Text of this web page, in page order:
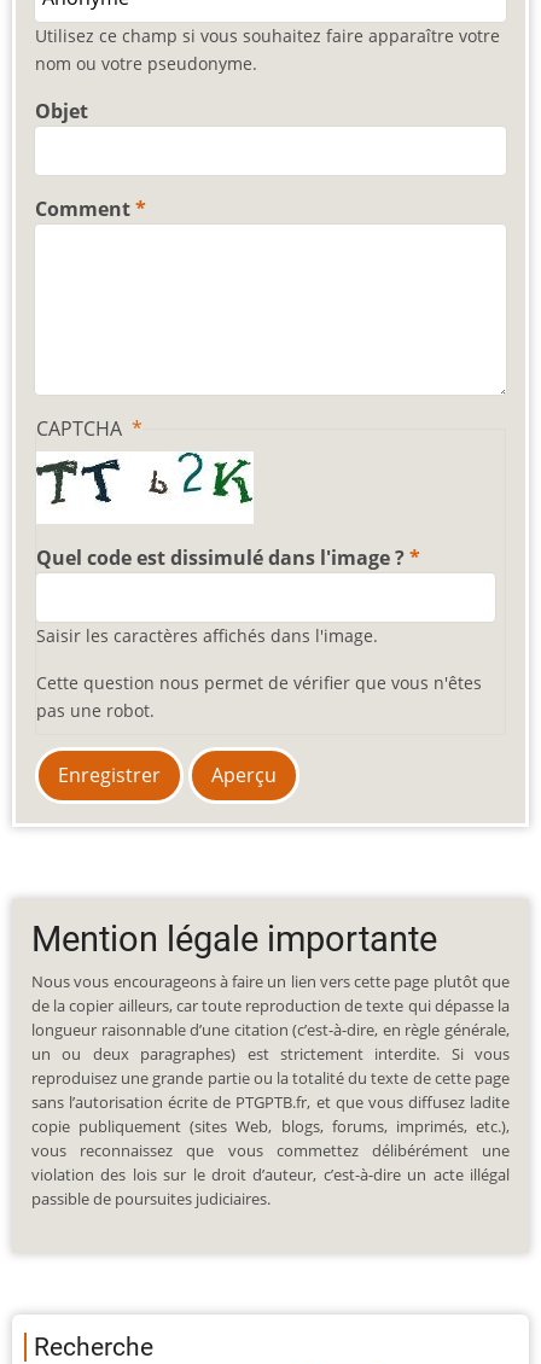
Utilisez ce champ si vous souhaitez faire apparaître votre
nom ou votre pseudonyme.
Objet
Comment
CAPTCHA
Quel code est dissimulé dans l'image ?
Saisir les caractères affichés dans l'image.
Cette question nous permet de vérifier que vous n'êtes
pas une robot.
Mention légale importante
Nous vous encourageons à faire un lien vers cette page plutôt que
de la copier ailleurs, car toute reproduction de texte qui dépasse la
longueur raisonnable d’une citation (c’est-à-dire, en règle générale,
un ou deux paragraphes) est strictement interdite. Si vous
reproduisez une grande partie ou la totalité du texte de cette page
sans l’autorisation écrite de PTGPTB.fr, et que vous diffusez ladite
copie publiquement (sites Web, blogs, forums, imprimés, etc.),
vous reconnaissez que vous commettez délibérément une
violation des lois sur le droit d’auteur, c’est-à-dire un acte illégal
passible de poursuites judiciaires.
Recherche